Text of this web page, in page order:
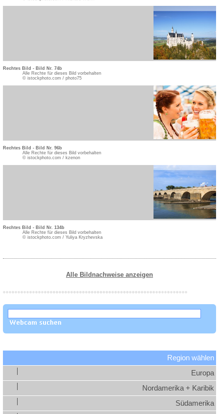
Rechtes Bild - Bild Nr. 74b
Alle Rechte für dieses Bild vorbehalten
© istockphoto.com / photo75
Rechtes Bild - Bild Nr. 96b
Alle Rechte für dieses Bild vorbehalten
© istockphoto.com / kzenon
Rechtes Bild - Bild Nr. 134b
Alle Rechte für dieses Bild vorbehalten
© istockphoto.com / Yuliya Kryzhevska
Alle Bildnachweise anzeigen
Region wählen
Europa
Nordamerika + Karibik
Südamerika